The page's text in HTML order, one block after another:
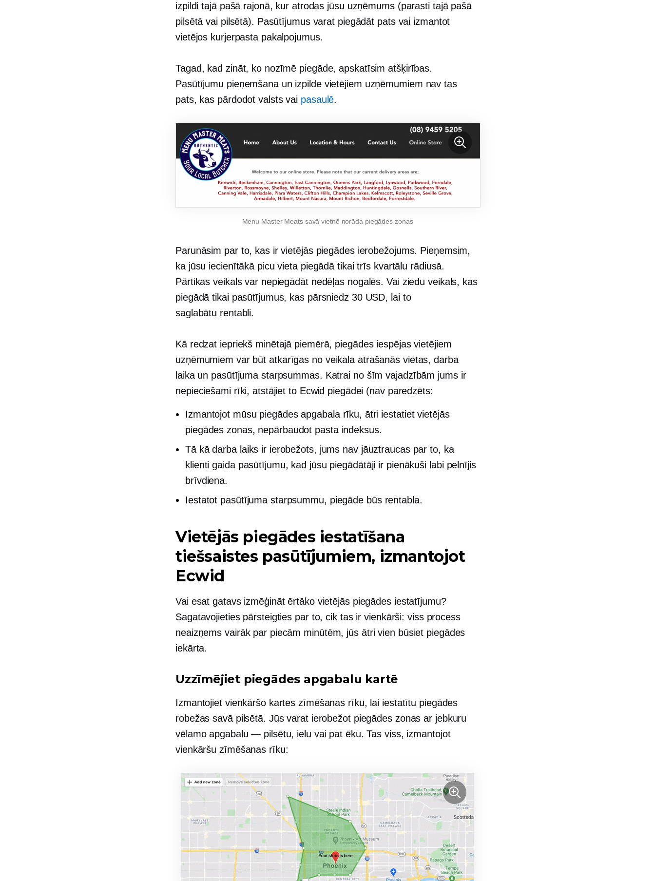
izpildi tajā pašā rajonā, kur atrodas jūsu uzņēmums (parasti tajā pašā
pilsētā vai pilsētā). Pasūtījumus varat piegādāt pats vai izmantot
vietējos kurjerpasta pakalpojumus.
Tagad, kad zināt, ko nozīmē piegāde, apskatīsim atšķirības.
Pasūtījumu pieņemšana un izpilde vietējiem uzņēmumiem nav tas
pats, kas pārdodot valsts vai pasaulē.
Menu Master Meats savā vietnē norāda piegādes zonas
Parunāsim par to, kas ir vietējās piegādes ierobežojums. Pieņemsim,
ka jūsu iecienītākā picu vieta piegādā tikai trīs kvartālu rādiusā.
Pārtikas veikals var nepiegādāt nedēļas nogalēs. Vai ziedu veikals, kas
piegādā tikai pasūtījumus, kas pārsniedz 30 USD, lai to
saglabātu rentabli.
Kā redzat iepriekš minētajā piemērā, piegādes iespējas vietējiem
uzņēmumiem var būt atkarīgas no veikala atrašanās vietas, darba
laika un pasūtījuma starpsummas. Katrai no šīm vajadzībām jums ir
nepieciešami rīki, atstājiet to Ecwid piegādei (nav paredzēts:
Izmantojot mūsu piegādes apgabala rīku, ātri iestatiet vietējās
piegādes zonas, nepārbaudot pasta indeksus.
Tā kā darba laiks ir ierobežots, jums nav jāuztraucas par to, ka
klienti gaida pasūtījumu, kad jūsu piegādātāji ir pienākuši labi pelnījis
brīvdiena.
Iestatot pasūtījuma starpsummu, piegāde būs rentabla.
Vietējās piegādes iestatīšana
tiešsaistes pasūtījumiem, izmantojot
Ecwid
Vai esat gatavs izmēģināt ērtāko vietējās piegādes iestatījumu?
Sagatavojieties pārsteigties par to, cik tas ir vienkārši: viss process
neaizņems vairāk par piecām minūtēm, jūs ātri vien būsiet piegādes
iekārta.
Uzzīmējiet piegādes apgabalu kartē
Izmantojiet vienkāršo kartes zīmēšanas rīku, lai iestatītu piegādes
robežas savā pilsētā. Jūs varat ierobežot piegādes zonas ar jebkuru
vēlamo apgabalu — pilsētu, ielu vai pat ēku. Tas viss, izmantojot
vienkāršu zīmēšanas rīku: